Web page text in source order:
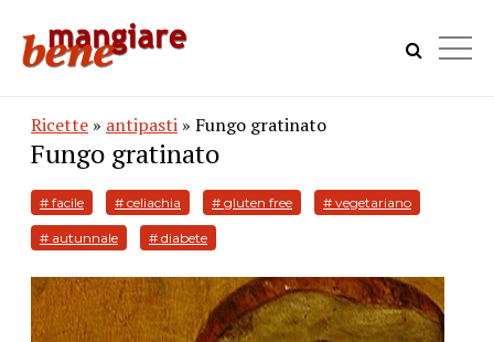
Ricette » antipasti » Fungo gratinato
Fungo gratinato
# facile # celiachia # gluten free # vegetariano
# autunnale # diabete